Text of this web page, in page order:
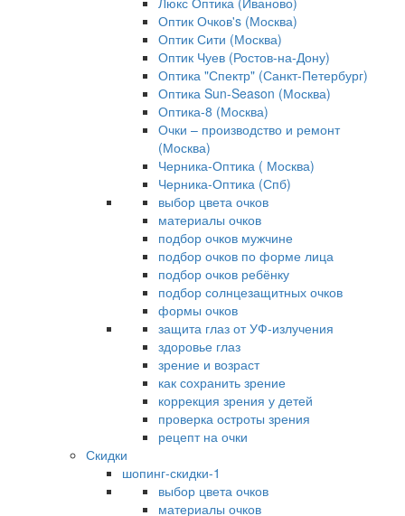
Оптик Очков's (Москва)
Оптик Сити (Москва)
Оптик Чуев (Ростов-на-Дону)
Оптика "Спектр" (Санкт-Петербург)
Оптика Sun-Season (Москва)
Оптика-8 (Москва)
Очки – производство и ремонт
(Москва)
Черника-Оптика ( Москва)
Черника-Оптика (Спб)
выбор цвета очков
материалы очков
подбор очков мужчине
подбор очков по форме лица
подбор очков ребёнку
подбор солнцезащитных очков
формы очков
защита глаз от УФ-излучения
здоровье глаз
зрение и возраст
как сохранить зрение
коррекция зрения у детей
проверка остроты зрения
рецепт на очки
Скидки
шопинг-скидки-1
выбор цвета очков
материалы очков